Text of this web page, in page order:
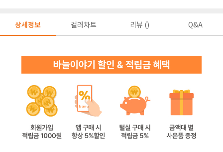
상세정보 컬러차트 리뷰 () Q&A